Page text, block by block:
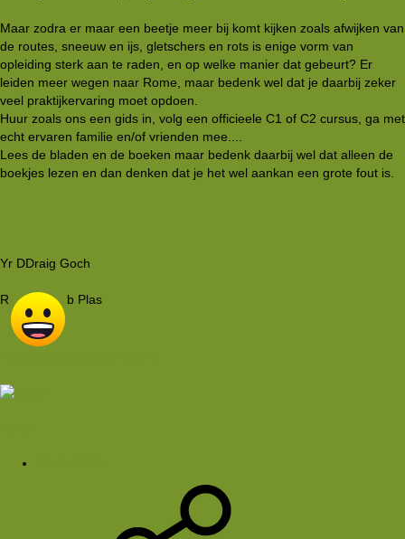
Maar zodra er maar een beetje meer bij komt kijken zoals afwijken van
de routes, sneeuw en ijs, gletschers en rots is enige vorm van
opleiding sterk aan te raden, en op welke manier dat gebeurt? Er
leiden meer wegen naar Rome, maar bedenk wel dat je daarbij zeker
veel praktijkervaring moet opdoen.
Huur zoals ons een gids in, volg een officieele C1 of C2 cursus, ga met
echt ervaren familie en/of vrienden mee....
Lees de bladen en de boeken maar bedenk daarbij wel dat alleen de
boekjes lezen en dan denken dat je het wel aankan een grote fout is.
Yr DDraig Goch
R b Plas